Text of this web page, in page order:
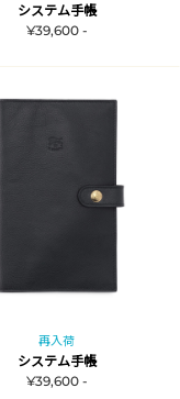
システム手帳
¥39,600 -
再入荷
システム手帳
¥39,600 -